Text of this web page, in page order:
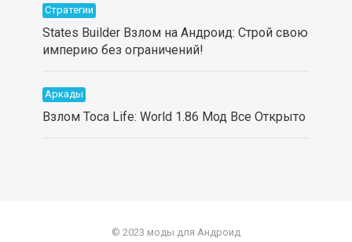
Стратегии
States Builder Взлом на Андроид: Строй свою
империю без ограничений!
Аркады
Взлом Toca Life: World 1.86 Мод Все Открыто
© 2023 моды для Андроид